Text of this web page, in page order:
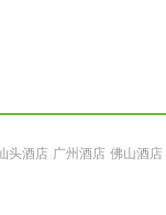
头酒店 广州酒店 佛山酒店